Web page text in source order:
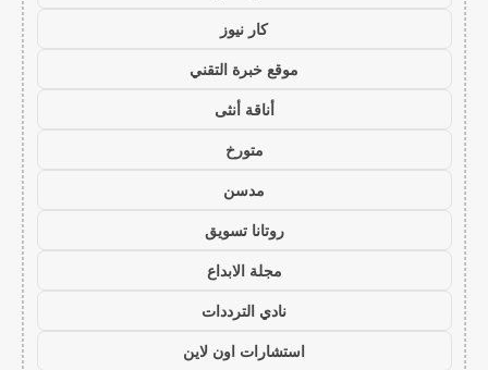
كار نيوز
موقع خبرة التقني
أناقة أنثى
متورخ
مدسن
روتانا تسويق
مجلة الابداع
نادي الترددات
استشارات اون لاين